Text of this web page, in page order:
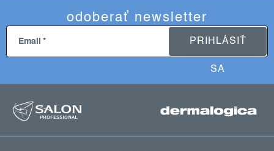
odoberať newsletter
Email PRIHLÁSIŤ
SA